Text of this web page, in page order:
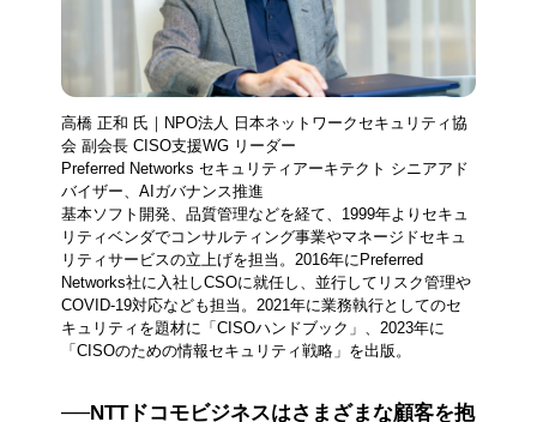
高橋 正和 氏｜NPO法人 日本ネットワークセキュリティ協
会 副会長 CISO支援WG リーダー
Preferred Networks セキュリティアーキテクト シニアアド
バイザー、AIガバナンス推進
基本ソフト開発、品質管理などを経て、1999年よりセキュ
リティベンダでコンサルティング事業やマネージドセキュ
リティサービスの立上げを担当。2016年にPreferred
Networks社に入社しCSOに就任し、並行してリスク管理や
COVID-19対応なども担当。2021年に業務執行としてのセ
キュリティを題材に「CISOハンドブック」、2023年に
「CISOのための情報セキュリティ戦略」を出版。
──NTTドコモビジネスはさまざまな顧客を抱